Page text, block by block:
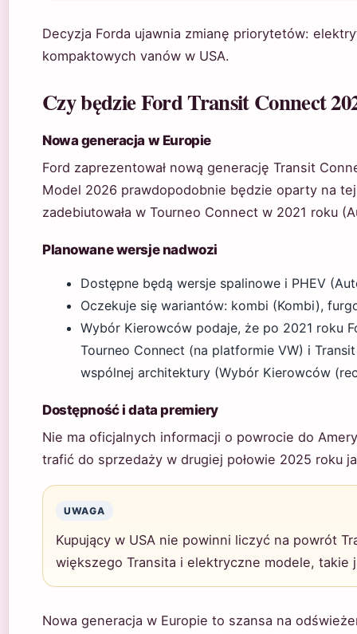
Decyzja Forda ujawnia zmianę priorytetów:
kompaktowych vanów w USA.
Czy będzie Ford Transit Connect
Nowa generacja w Europie
Ford zaprezentował nową generację Transit
Model 2026 prawdopodobnie będzie oparty na
zadebiutowała w Tourneo Connect w 2021 roku
Planowane wersje nadwozi
Dostępne będą wersje spalinowe i PHEV
Oczekuje się wariantów: kombi (Kombi),
Wybór Kierowców podaje, że po 2021 roku
Tourneo Connect (na platformie VW) i
wspólnej architektury (Wybór Kierowców
Dostępność i data premiery
Nie ma oficjalnych informacji o powrocie do
trafić do sprzedaży w drugiej połowie 2025 roku
UWAGA
Kupujący w USA nie powinni liczyć na powrót
większego Transita i elektryczne modele, takie
Nowa generacja w Europie to szansa na